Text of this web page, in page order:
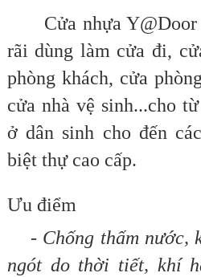
Cửa nhựa Y@Door
rãi dùng làm cửa đi,
phòng khách, cửa
cửa nhà vệ sinh...cho
ở dân sinh cho đến
biệt thự cao cấp.
Ưu điểm
- Chống thấm nước,
ngót do thời tiết, khí